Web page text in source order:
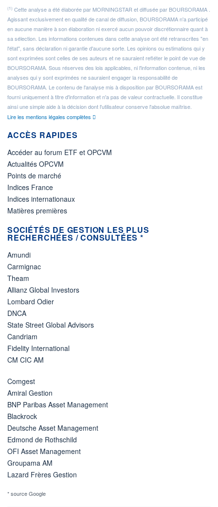
(1) Cette analyse a été élaborée par MORNINGSTAR et diffusée par BOURSORAMA .
Agissant exclusivement en qualité de canal de diffusion, BOURSORAMA n'a participé
en aucune manière à son élaboration ni exercé aucun pouvoir discrétionnaire quant à
sa sélection. Les informations contenues dans cette analyse ont été retranscrites "en
l'état", sans déclaration ni garantie d'aucune sorte. Les opinions ou estimations qui y
sont exprimées sont celles de ses auteurs et ne sauraient refléter le point de vue de
BOURSORAMA. Sous réserves des lois applicables, ni l'information contenue, ni les
analyses qui y sont exprimées ne sauraient engager la responsabilité de
BOURSORAMA. Le contenu de l'analyse mis à disposition par BOURSORAMA est
fourni uniquement à titre d'information et n'a pas de valeur contractuelle. Il constitue
ainsi une simple aide à la décision dont l'utilisateur conserve l'absolue maîtrise.
Lire les mentions légales complètes
ACCÈS RAPIDES
Accéder au forum ETF et OPCVM
Actualités OPCVM
Points de marché
Indices France
Indices internationaux
Matières premières
SOCIÉTÉS DE GESTION LES PLUS
RECHERCHÉES / CONSULTÉES *
Amundi
Carmignac
Theam
Allianz Global Investors
Lombard Odier
DNCA
State Street Global Advisors
Candriam
Fidelity International
CM CIC AM
Comgest
Amiral Gestion
BNP Paribas Asset Management
Blackrock
Deutsche Asset Management
Edmond de Rothschild
OFI Asset Management
Groupama AM
Lazard Frères Gestion
* source Google